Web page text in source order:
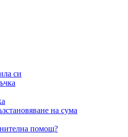
си
на сума
помощ?